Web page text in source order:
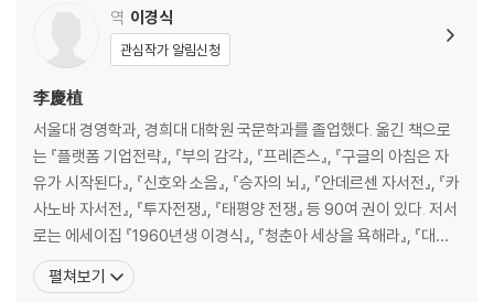
5. 지진│필사적으로, 신호를 찾아서
발밑이 흔들릴 때 우리가 하는 일｜마법의 두꺼비와 성배 찾기｜지진은
어떻게 움직이는가: 멱법칙 분포｜소음 속에서 우리를 유혹하는 신호｜
실패한 예측의 행진｜진퇴양난｜과적합에 주목하라｜동일본 대지진은
과적합의 대표 사례｜우리는 지진에 관해 어디까지 알 수 있을까｜신호와
소음이 빚어내는 아름다움｜과학은 언제나 시험 중이다
6. 경제 예측│불확실성, 변동성, 편향에 대처하는 법
불확실성에 관해 얘기해야 하는 이유｜경제학자들은 이성적인가?｜“그
누구도 단서를 가지고 있지 않습니다”｜인과관계 없는 상관관계｜경제
예측은 움직이는 표적을 맞히는 문제｜소음투성이 경제 데이터｜나비효
역 이경식
관심작가 알림신청
李慶植
서울대 경영학과, 경희대 대학원 국문학과를 졸업했다. 옮긴 책으로
는 『플랫폼 기업전략』, 『부의 감각』, 『프레즌스』, 『구글의 아침은 자
유가 시작된다』, 『신호와 소음』, 『승자의 뇌』, 『안데르센 자서전』, 『카
사노바 자서전』, 『투자전쟁』, 『태평양 전쟁』 등 90여 권이 있다. 저서
로는 에세이집 『1960년생 이경식』, 『청춘아 세상을 욕해라』, 『대한
민국 깡통경제학』, 『미쳐서 살고 정신 들어 죽다』, 『나는 아버지다』,
소설 『상인의 전쟁』, 평전 『이건희 스토리』 등이 있고, 영화 「개 같은
펼쳐보기